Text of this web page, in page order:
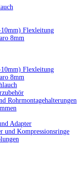
Flexleitung
8mm
Flexleitung
8mm
Rohrmontagehalterungen
Adapter
und Kompressionsringe